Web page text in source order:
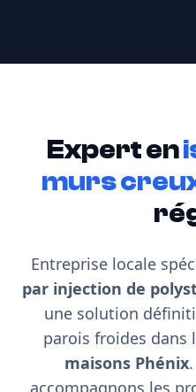
Expert en
murs
Entreprise locale
par injection de
une solution
parois froides dans
maisons Phénix
accompagnons les